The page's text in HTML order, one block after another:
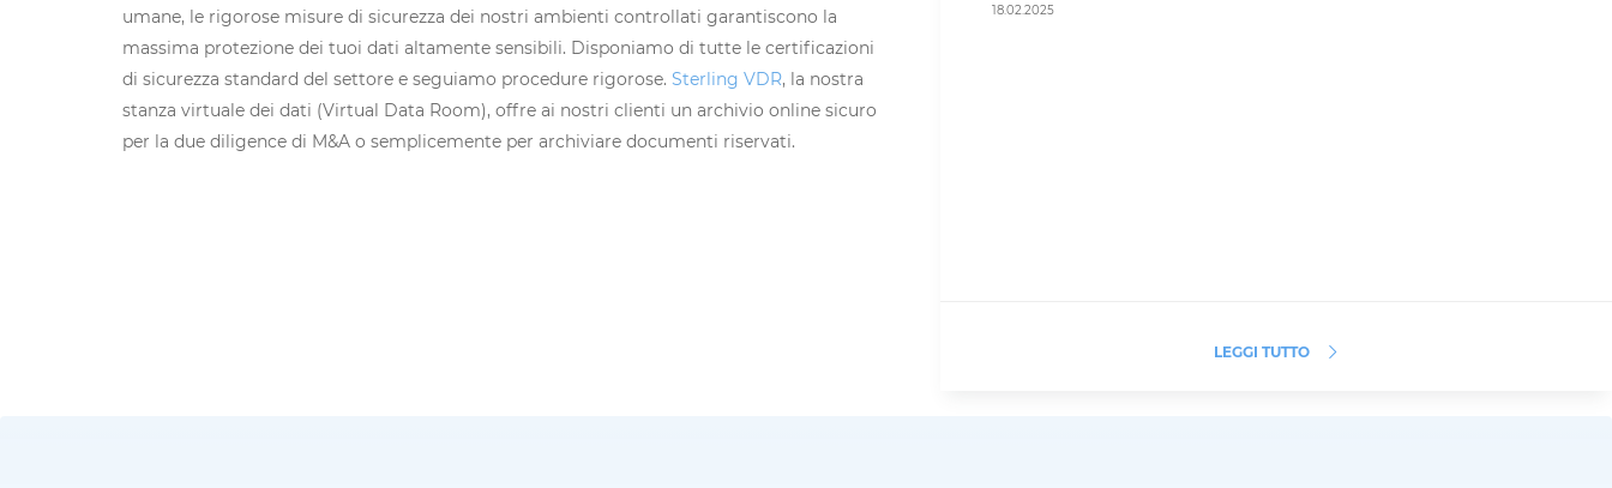
umane, le rigorose misure di sicurezza dei nostri ambienti controllati garantiscono la
massima protezione dei tuoi dati altamente sensibili. Disponiamo di tutte le certificazioni
di sicurezza standard del settore e seguiamo procedure rigorose. Sterling VDR, la nostra
stanza virtuale dei dati (Virtual Data Room), offre ai nostri clienti un archivio online sicuro
per la due diligence di M&A o semplicemente per archiviare documenti riservati.
18.02.2025
LEGGI TUTTO